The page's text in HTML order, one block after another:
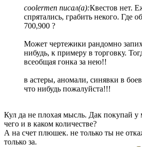
coolermen писал(а):Квестов нет.
спрятались, грабить некого. Где
700,900 ?
Может чертежики рандомно
нибудь, к примеру в торговку.
всеобщая гонка за нею!!
в астеры, аномали, синявки в
что нибудь пожалуйста!!!
Кул да не плохая мысль. Дак покупай у
чего и в каком количестве?
А на счет плюшек. не только ты не
только за.